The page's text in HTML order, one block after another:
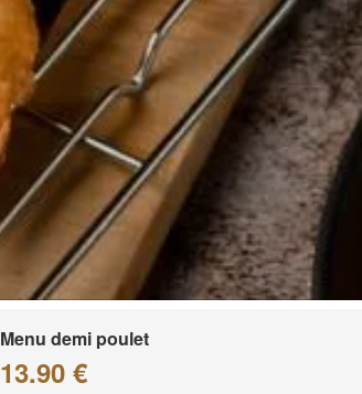
Menu demi poulet
13.90 €